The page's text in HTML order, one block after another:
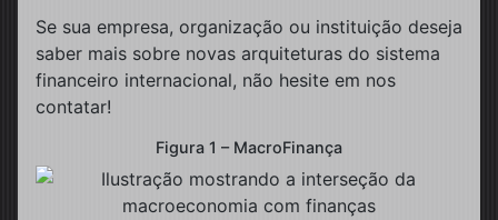
Se sua empresa, organização ou instituição deseja
saber mais sobre novas arquiteturas do sistema
financeiro internacional, não hesite em nos
contatar!
Figura 1 – MacroFinança